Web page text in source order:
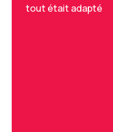
tout était adapté